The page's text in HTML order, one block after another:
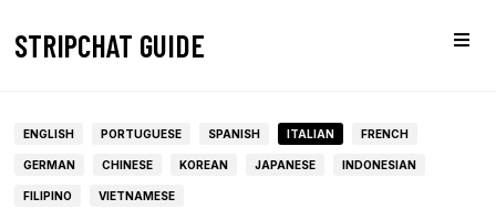
STRIPCHAT GUIDE
ENGLISH PORTUGUESE SPANISH ITALIAN FRENCH
GERMAN CHINESE KOREAN JAPANESE INDONESIAN
FILIPINO VIETNAMESE